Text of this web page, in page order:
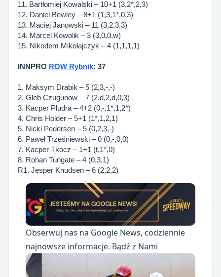
11. Bartłomiej Kowalski – 10+1 (3,2*,2,3)
12. Daniel Bewley – 8+1 (1,3,1*,0,3)
13. Maciej Janowski – 11 (3,2,3,3)
14. Marcel Kowolik – 3 (3,0,0,w)
15. Nikodem Mikołajczyk – 4 (1,1,1,1)
INNPRO ROW Rybnik: 37
1. Maksym Drabik – 5 (2,3,-,-)
2. Gleb Czugunow – 7 (2,d,2,d,0,3)
3. Kacper Pludra – 4+2 (0,-,1*,1,2*)
4. Chris Holder – 5+1 (1*,1,2,1)
5. Nicki Pedersen – 5 (0,2,3,-)
6. Paweł Trześniewski – 0 (0,-,0,0)
7. Kacper Tkocz – 1+1 (t,1*,0)
8. Rohan Tungate – 4 (0,3,1)
R1. Jesper Knudsen – 6 (2,2,2)
Obserwuj nas na Google News, codziennie
najnowsze informacje. Bądź z Nami